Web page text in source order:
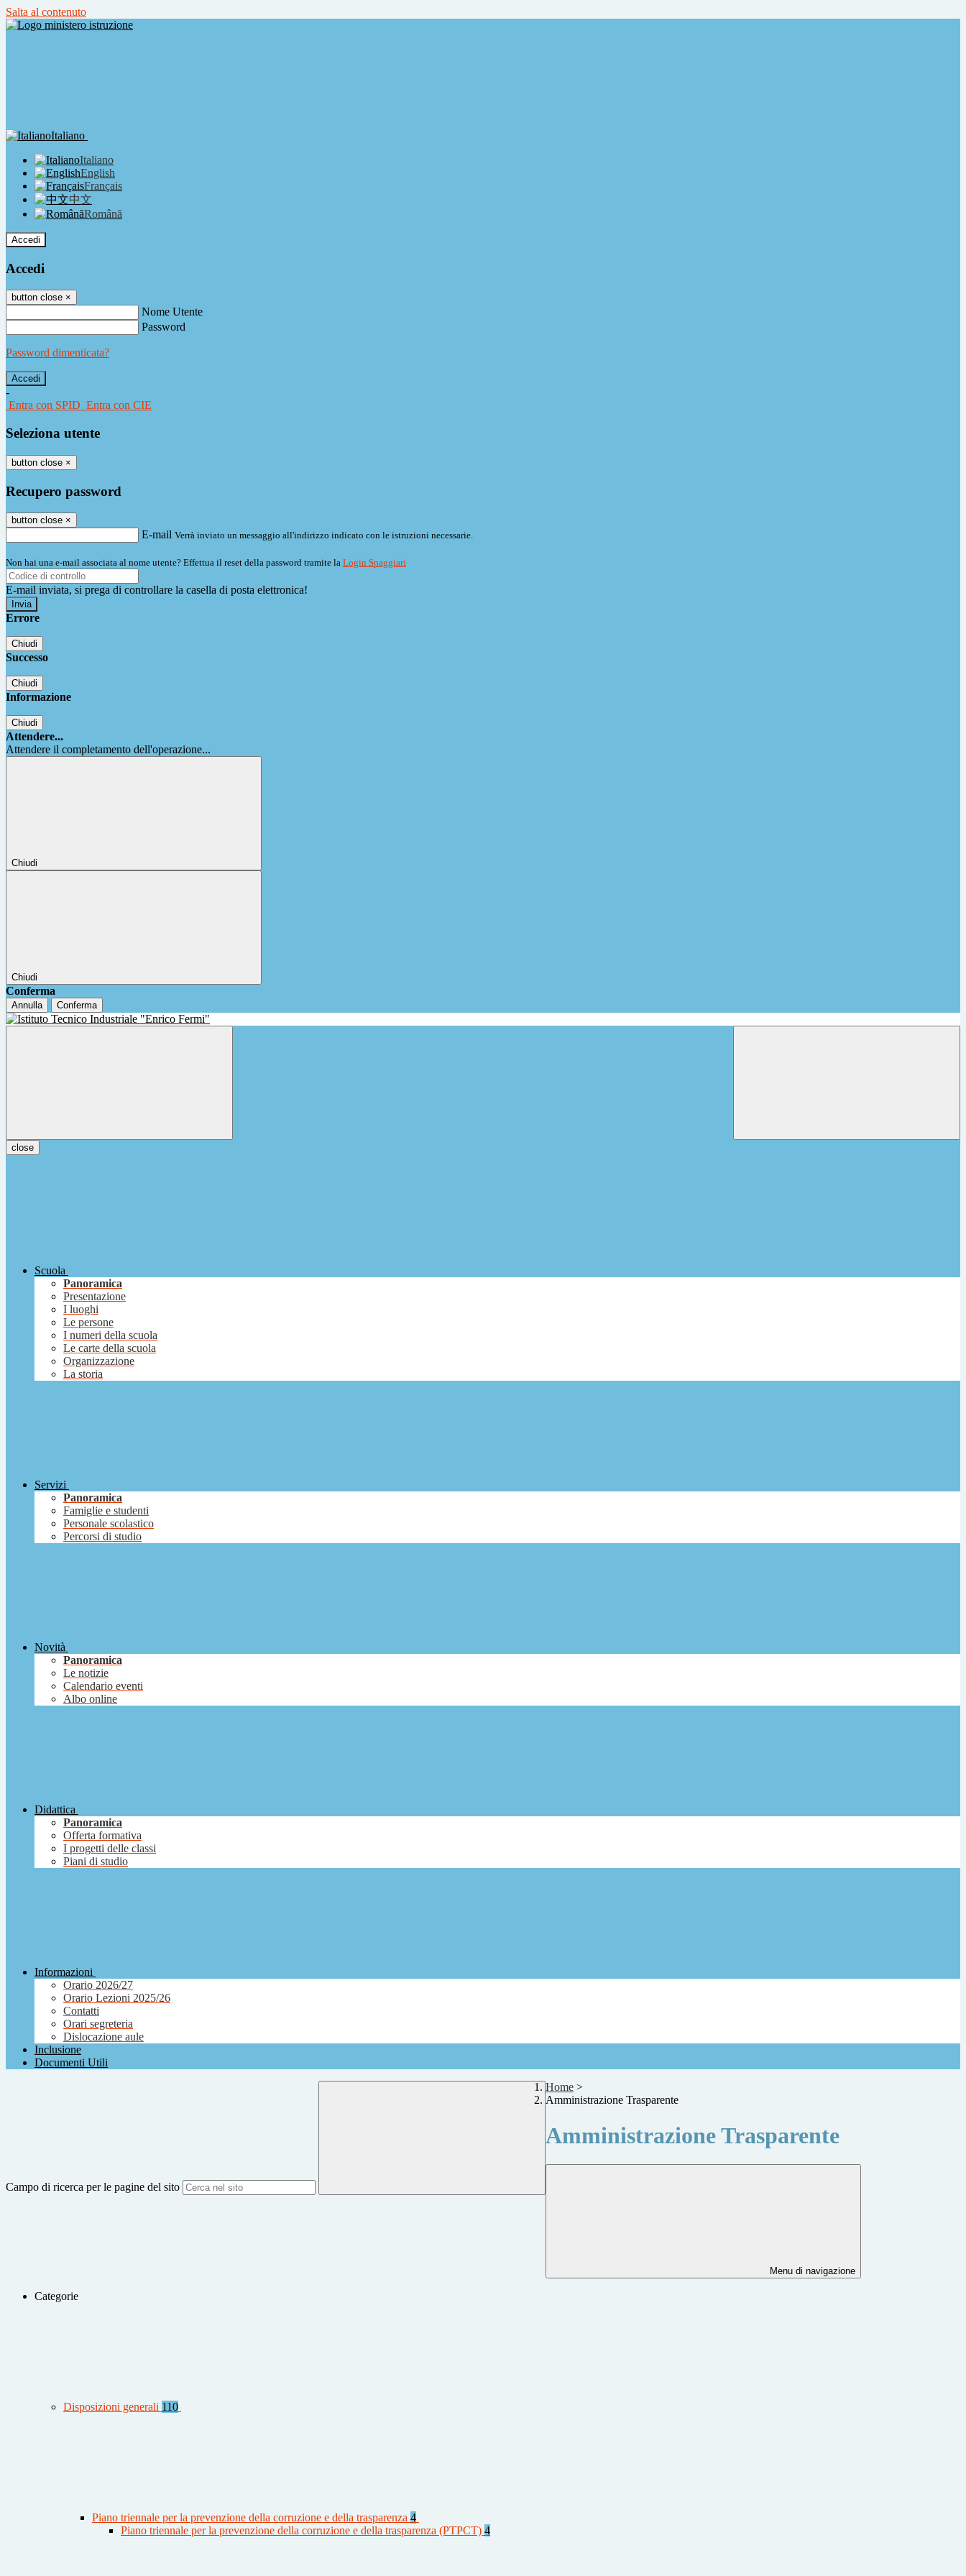
Salta al contenuto
Italiano
Italiano
English
Français
中文
Română
Accedi
Accedi
button close ×
Nome Utente
Password
Password dimenticata?
-
Entra con SPID Entra con CIE
Seleziona utente
button close ×
Recupero password
button close ×
E-mail Verrà inviato un messaggio all'indirizzo indicato con le istruzioni necessarie.
Non hai una e-mail associata al nome utente? Effettua il reset della password tramite la Login Spaggiari
E-mail inviata, si prega di controllare la casella di posta elettronica!
Errore
Chiudi
Successo
Chiudi
Informazione
Chiudi
Attendere...
Attendere il completamento dell'operazione...
Chiudi
Chiudi
Conferma
Annulla Conferma
close
Scuola
Panoramica
Presentazione
I luoghi
Le persone
I numeri della scuola
Le carte della scuola
Organizzazione
La storia
Servizi
Panoramica
Famiglie e studenti
Personale scolastico
Percorsi di studio
Novità
Panoramica
Le notizie
Calendario eventi
Albo online
Didattica
Panoramica
Offerta formativa
I progetti delle classi
Piani di studio
Informazioni
Orario 2026/27
Orario Lezioni 2025/26
Contatti
Orari segreteria
Dislocazione aule
Inclusione
Documenti Utili
Campo di ricerca per le pagine del sito
Home >
Amministrazione Trasparente
Amministrazione Trasparente
Menu di navigazione
Categorie
Disposizioni generali 110
Piano triennale per la prevenzione della corruzione e della trasparenza 4
Piano triennale per la prevenzione della corruzione e della trasparenza (PTPCT) 4